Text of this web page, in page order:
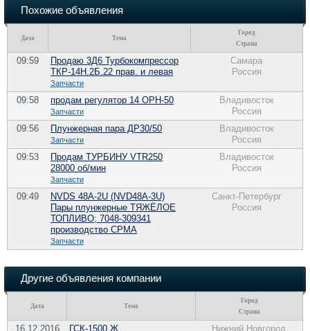
Похожие объявления
Дата Тема
Город
Страна
09:59
Продаю 3Д6 Турбокомпрессор
ТКР-14Н.2Б.22 прав. и левая
Запчасти
Самара
Россия
09:58 продам регулятор 14 ОРН-50
Запчасти
Владивосток
Россия
09:56
Плунжерная пара ДР30/50
Запчасти
Владивосток
Россия
09:53
Продам ТУРБИНУ VTR250
28000 об/мин
Запчасти
Владивосток
Россия
09:49
NVDS 48A-2U (NVD48A-3U)
Пары плунжерные ТЯЖЁЛОЕ
ТОПЛИВО; 7048-309341
производство СРМА
Запчасти
Санкт-Петербург
Россия
Другие объявления компании
Дата Тема
Город
Страна
16.12.2016 ГСК-1500 Ж
Нижний Новгород